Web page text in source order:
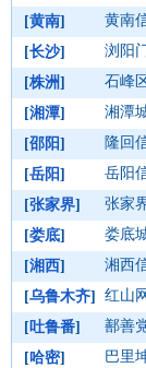
[黄南] 黄南
[长沙] 浏阳
[株洲] 石峰
[湘潭] 湘潭
[邵阳] 隆回
[岳阳] 岳阳
[张家界] 张家
[娄底] 娄底
[湘西] 湘西
[乌鲁木齐] 红山网
[吐鲁番] 鄯善
[哈密] 巴里